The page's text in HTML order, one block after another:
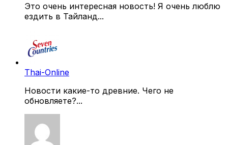
Это очень интересная новость! Я очень люблю
ездить в Тайланд...
Thai-Online
Новости какие-то древние. Чего не
обновляете?...